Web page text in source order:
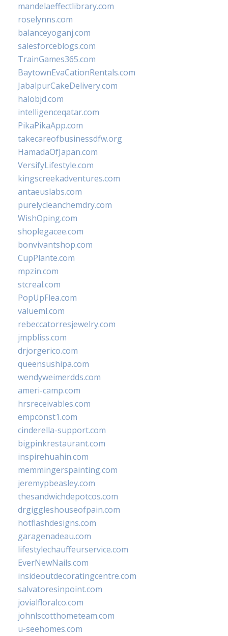
mandelaeffectlibrary.com
roselynns.com
balanceyoganj.com
salesforceblogs.com
TrainGames365.com
BaytownEvaCationRentals.com
JabalpurCakeDelivery.com
halobjd.com
intelligenceqatar.com
PikaPikaApp.com
takecareofbusinessdfw.org
HamadaOfJapan.com
VersifyLifestyle.com
kingscreekadventures.com
antaeuslabs.com
purelycleanchemdry.com
WishOping.com
shoplegacee.com
bonvivantshop.com
CupPlante.com
mpzin.com
stcreal.com
PopUpFlea.com
valueml.com
rebeccatorresjewelry.com
jmpbliss.com
drjorgerico.com
queensushipa.com
wendyweimerdds.com
ameri-camp.com
hrsreceivables.com
empconst1.com
cinderella-support.com
bigpinkrestaurant.com
inspirehuahin.com
memmingerspainting.com
jeremypbeasley.com
thesandwichdepotcos.com
drgiggleshouseofpain.com
hotflashdesigns.com
garagenadeau.com
lifestylechauffeurservice.com
EverNewNails.com
insideoutdecoratingcentre.com
salvatoresinpoint.com
jovialfloralco.com
johnlscotthometeam.com
u-seehomes.com